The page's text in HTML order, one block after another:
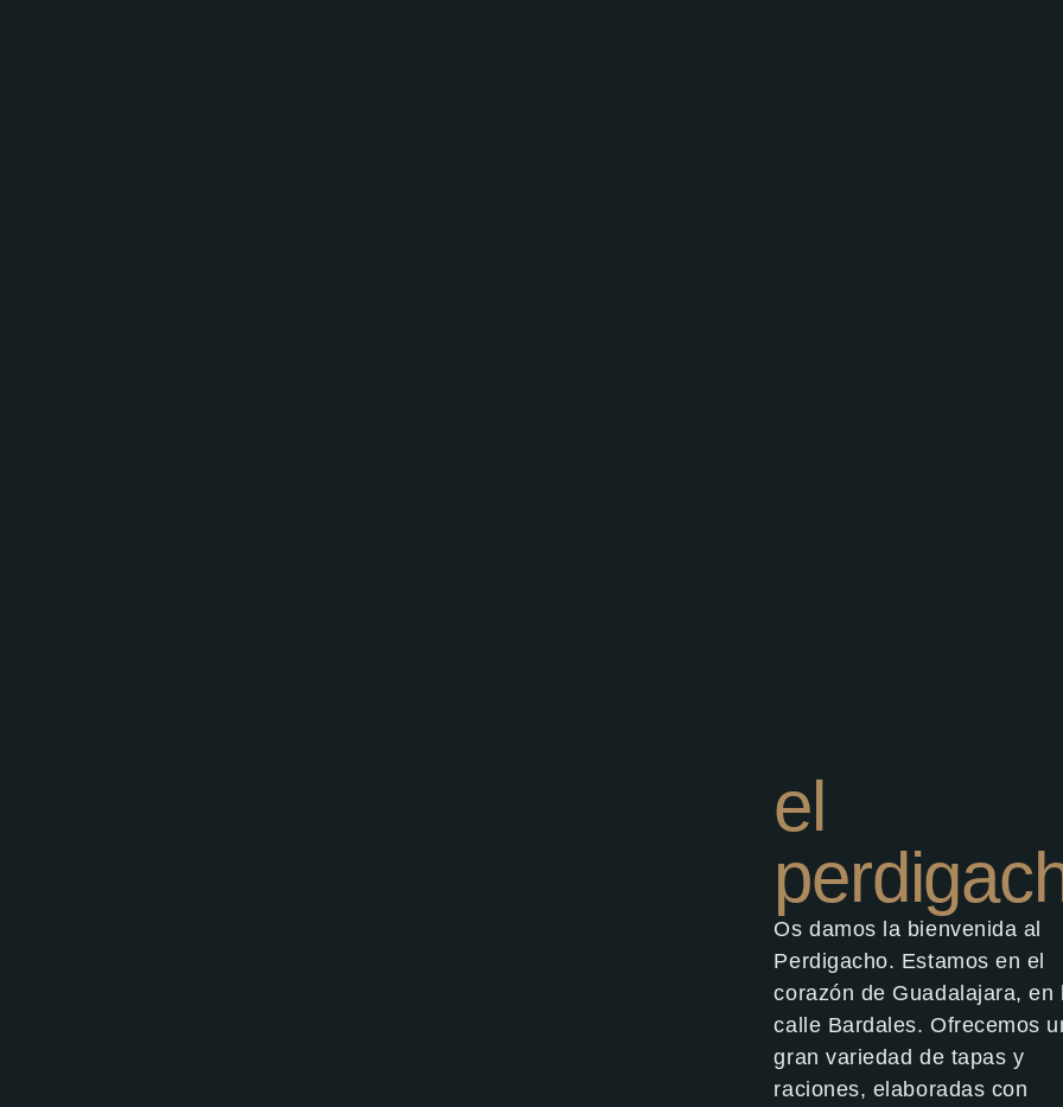
el
Os damos la bienvenida al
Perdigacho. Estamos en el
corazón de Guadalajara, en
calle Bardales. Ofrecemos
gran variedad de tapas y
raciones, elaboradas con